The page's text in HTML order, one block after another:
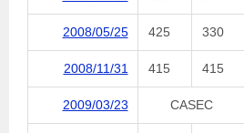
2008/05/25 425 330
2008/11/31 415 415
2009/03/23 CASEC